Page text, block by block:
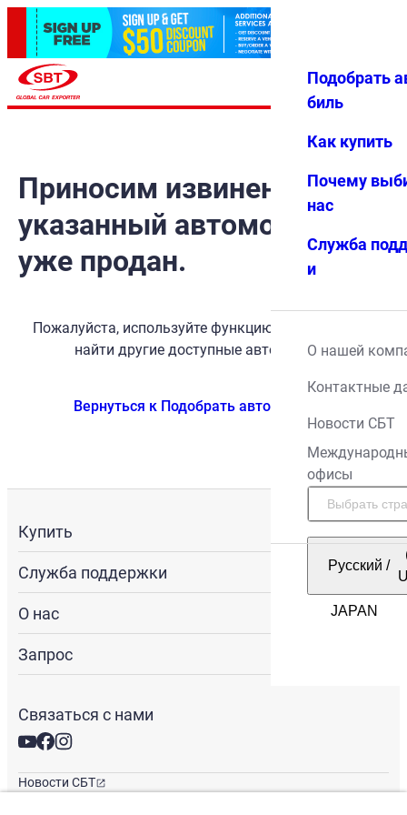
Избранн
Меню
Подобрать
биль
Как купить
Почему
нас
Служба
и
О нашей
Контактные
Новости СБТ
офисы
Русский /
Приносим извинения, но
указанный автомобиль
уже продан.
Пожалуйста, используйте функцию поиска, чтобы
найти другие доступные автомобили.
Вернуться к Подобрать автомобиль
Купить
Служба поддержки
О нас
Запрос
Связаться с нами
Новости СБТ